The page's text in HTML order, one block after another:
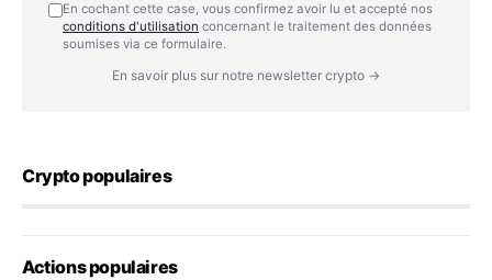
En cochant cette case, vous confirmez avoir lu et accepté nos
conditions d'utilisation concernant le traitement des données
soumises via ce formulaire.
En savoir plus sur notre newsletter crypto →
Crypto populaires
Actions populaires